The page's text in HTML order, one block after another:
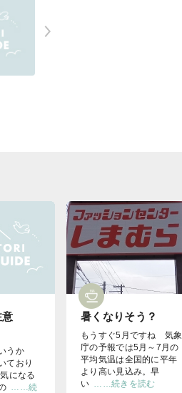
うか
ており
になる
……続
暑くなりそう？
もうすぐ5月ですね 気象
庁の予報では5月～7月の
平均気温は全国的に平年
より高い見込み。早
い ……続きを読む